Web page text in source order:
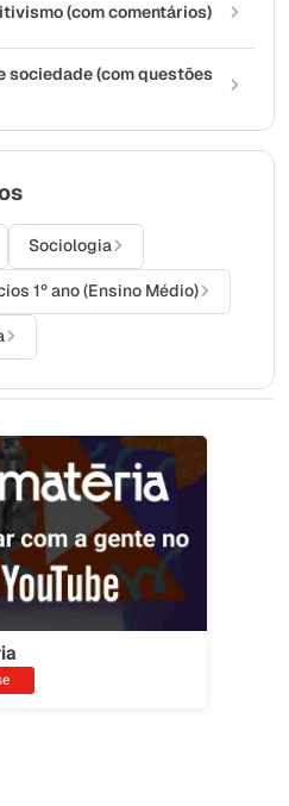
(com comentários)
sociedade (com questões
Sociologia
1º ano (Ensino Médio)